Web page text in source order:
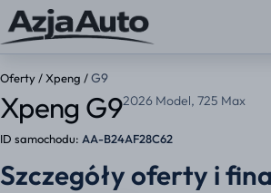
Oferty / Xpeng /G9
Xpeng G92026 Model, 725 Max
ID samochodu: AA-B24AF28C62
Szczegóły oferty i